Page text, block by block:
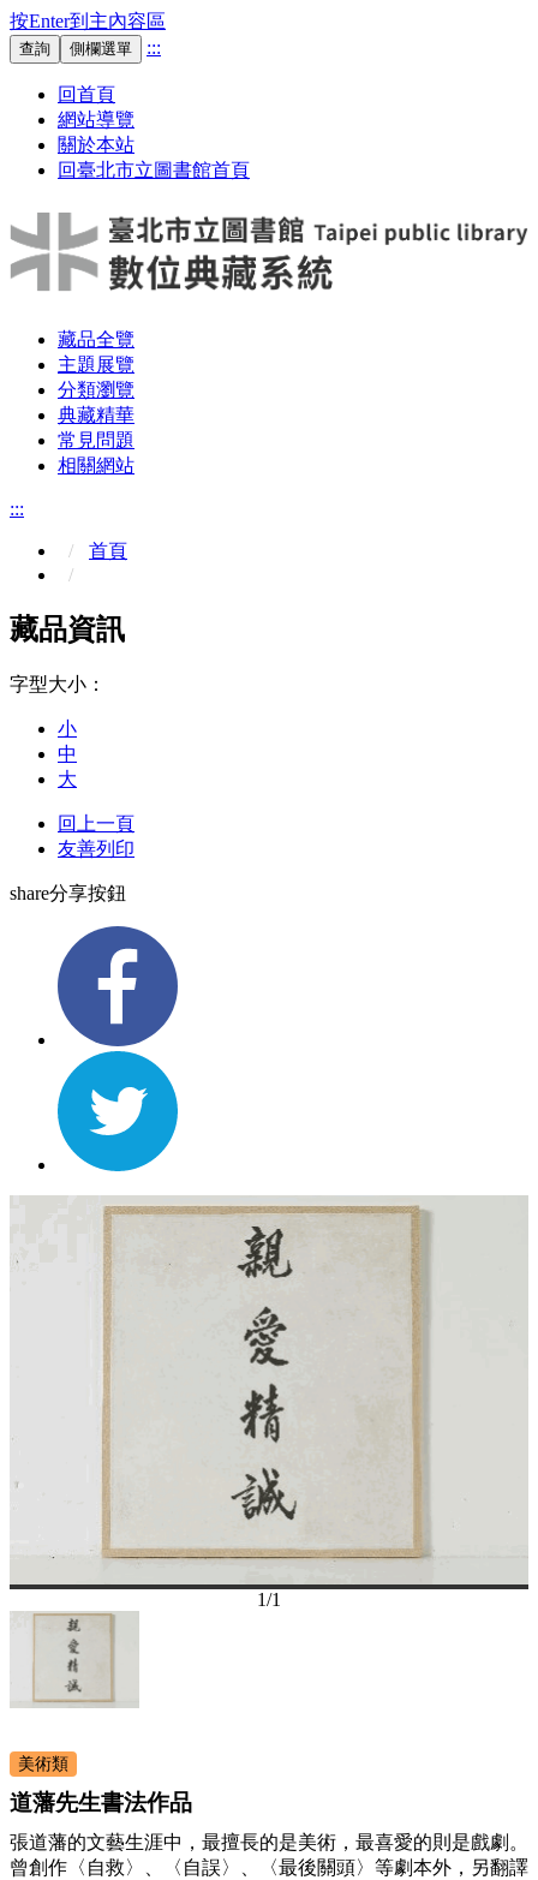
按Enter到主內容區
查詢 側欄選單 :::
回首頁
網站導覽
關於本站
回臺北市立圖書館首頁
藏品全覽
主題展覽
分類瀏覽
典藏精華
常見問題
相關網站
:::
首頁
藏品資訊
字型大小：
小
中
大
回上一頁
友善列印
share分享按鈕
1/1
美術類
道藩先生書法作品
張道藩的文藝生涯中，最擅長的是美術，最喜愛的則是戲劇。
曾創作〈自救〉、〈自誤〉、〈最後關頭〉等劇本外，另翻譯